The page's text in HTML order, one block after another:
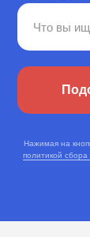
Нажимая на
политикой